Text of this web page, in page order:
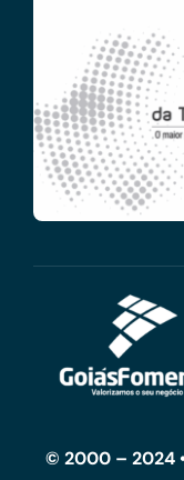
© 2000 – 2024